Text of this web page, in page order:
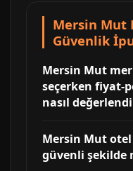
Mersin Mut
Güvenlik
Mersin Mut
seçerken fiyat-
nasıl
Mersin Mut
güvenli şekilde